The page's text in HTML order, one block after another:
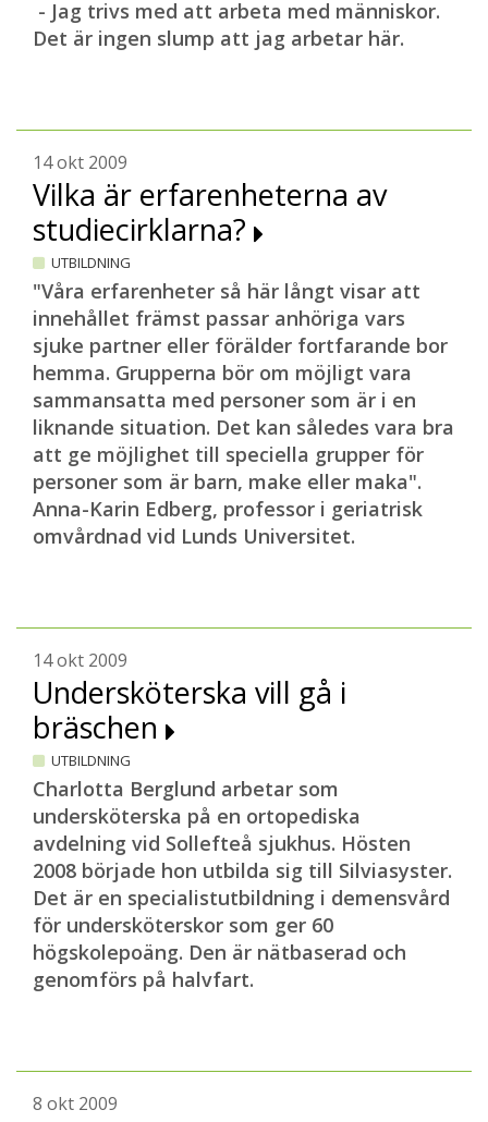
- Jag trivs med att arbeta med människor.
Det är ingen slump att jag arbetar här.
14 okt 2009
Vilka är erfarenheterna av
studiecirklarna?
UTBILDNING
"Våra erfarenheter så här långt visar att
innehållet främst passar anhöriga vars
sjuke partner eller förälder fortfarande bor
hemma. Grupperna bör om möjligt vara
sammansatta med personer som är i en
liknande situation. Det kan således vara bra
att ge möjlighet till speciella grupper för
personer som är barn, make eller maka".
Anna-Karin Edberg, professor i geriatrisk
omvårdnad vid Lunds Universitet.
14 okt 2009
Undersköterska vill gå i
bräschen
UTBILDNING
Charlotta Berglund arbetar som
undersköterska på en ortopediska
avdelning vid Sollefteå sjukhus. Hösten
2008 började hon utbilda sig till Silviasyster.
Det är en specialistutbildning i demensvård
för undersköterskor som ger 60
högskolepoäng. Den är nätbaserad och
genomförs på halvfart.
8 okt 2009